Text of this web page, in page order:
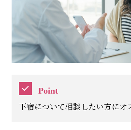
Point
下宿について相談したい方にオ